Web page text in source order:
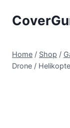
Home / Shop /
Drone /